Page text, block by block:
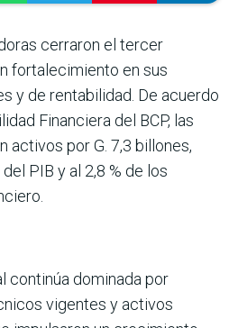
cerraron el ter­cer
fortalecimiento en sus
y de rentabilidad. De acuerdo
Financiera del BCP, las
acti­vos por G. 7,3 billones,
PIB y al 2,8 % de los
continúa dominada por
vigentes y activos